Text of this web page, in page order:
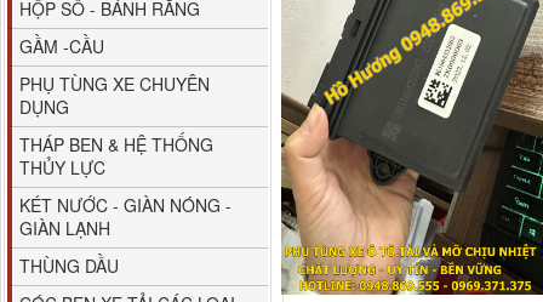
HỘP SỐ - BÁNH RĂNG
GẦM -CẦU
PHỤ TÙNG XE CHUYÊN
DỤNG
THÁP BEN & HỆ THỐNG
THỦY LỰC
KÉT NƯỚC - GIÀN NÓNG -
GIÀN LẠNH
THÙNG DẦU
80YHCB-60 Bơm xăng
dầu 60m3/h...